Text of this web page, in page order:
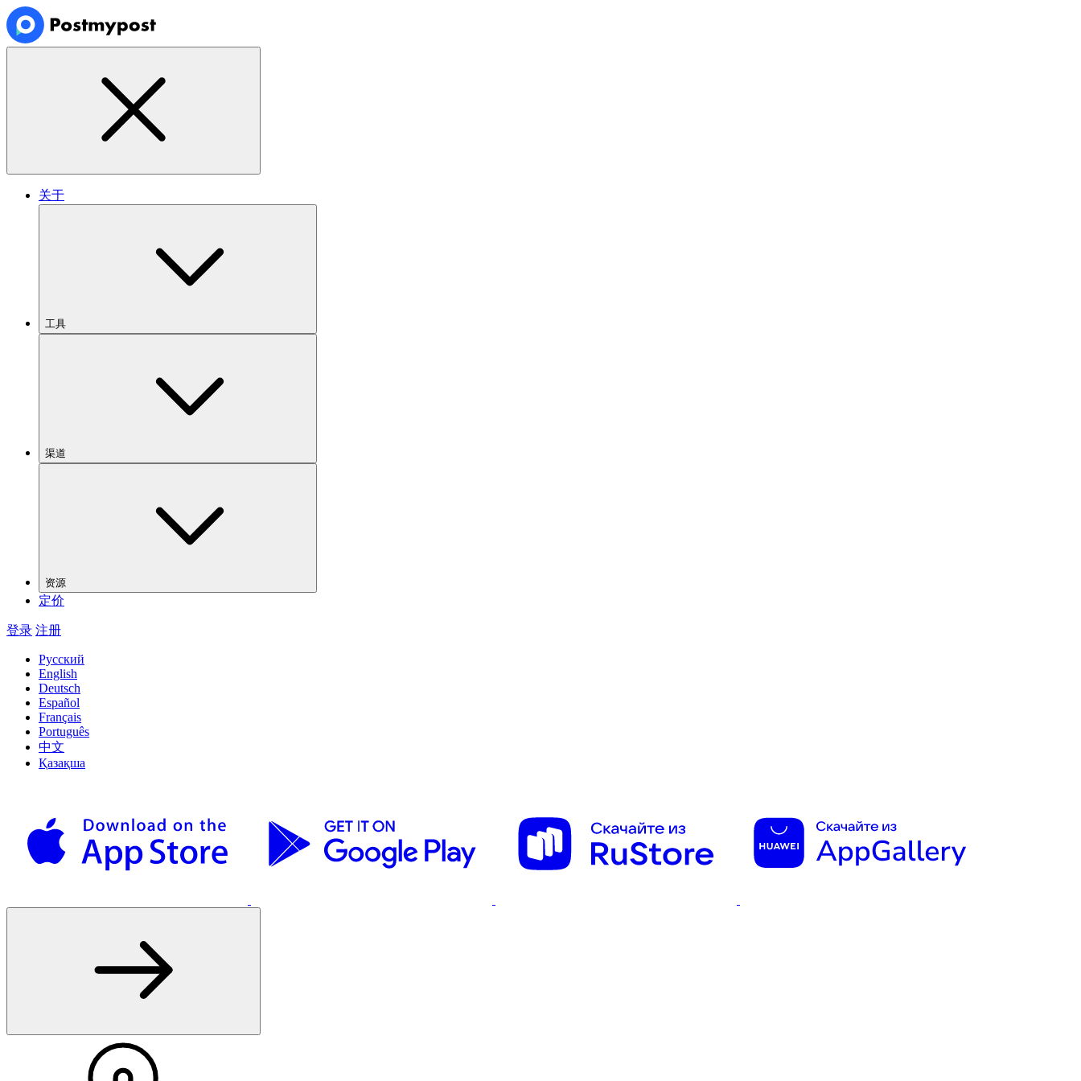
关于
工具
渠道
资源
定价
登录 注册
Русский
English
Deutsch
Español
Français
Português
中文
Қазақша